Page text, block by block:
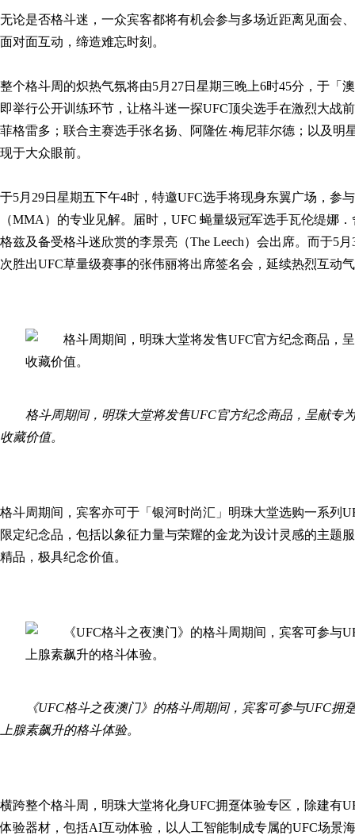
无论是否格斗迷，一众宾客都将有机会参与多场近距离见面会
面对面互动，缔造难忘时刻。
整个格斗周的炽热气氛将由5月27日星期三晚上6时45分，于「
即举行公开训练环节，让格斗迷一探UFC顶尖选手在激烈大战
菲格雷多；联合主赛选手张名扬、阿隆佐‧梅尼菲尔德；以及
现于大众眼前。
于5月29日星期五下午4时，特邀UFC选手将现身东翼广场，参
（MMA）的专业见解。届时，UFC 蝇量级冠军选手瓦伦缇娜
格兹及备受格斗迷欣赏的李景亮（The Leech）会出席。而于5
次胜出UFC草量级赛事的张伟丽将出席签名会，延续热烈互动
格斗周期间，明珠大堂将发售UFC官方纪念商品，呈献专
收藏价值。
格斗周期间，宾客亦可于「银河时尚汇」明珠大堂选购一系列
限定纪念品，包括以象征力量与荣耀的金龙为设计灵感的主题
精品，极具纪念价值。
《UFC格斗之夜澳门》的格斗周期间，宾客可参与UFC
上腺素飙升的格斗体验。
横跨整个格斗周，明珠大堂将化身UFC拥趸体验专区，除建有
体验器材，包括AI互动体验，以人工智能制成专属的UFC场景